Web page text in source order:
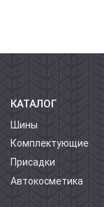
КАТАЛОГ
Шины
Комплектующие
Присадки
Автокосметика